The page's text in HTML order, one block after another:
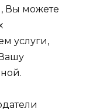
Вы можете
услуги,